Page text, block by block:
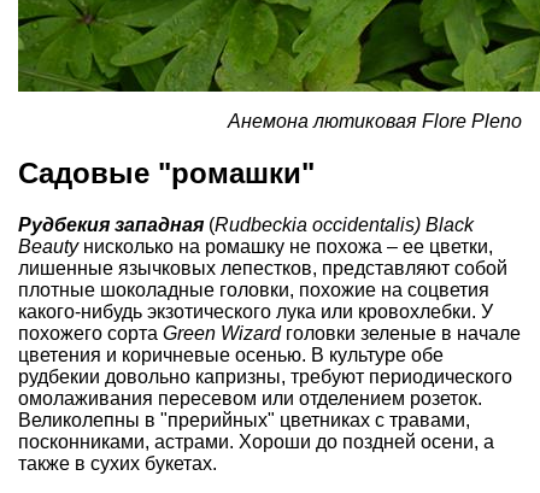
Анемона лютиковая Flore Pleno
Садовые "ромашки"
Рудбекия западная (Rudbeckia occidentalis) Black
Beautyнисколько на ромашку не похожа – ее цветки,
лишенные язычковых лепестков, представляют собой
плотные шоколадные головки, похожие на соцветия
какого-нибудь экзотического лука или кровохлебки. У
похожего сорта Green Wizardголовки зеленые в начале
цветения и коричневые осенью. В культуре обе
рудбекии довольно капризны, требуют периодического
омолаживания пересевом или отделением розеток.
Великолепны в "прерийных" цветниках с травами,
посконниками, астрами. Хороши до поздней осени, а
также в сухих букетах.